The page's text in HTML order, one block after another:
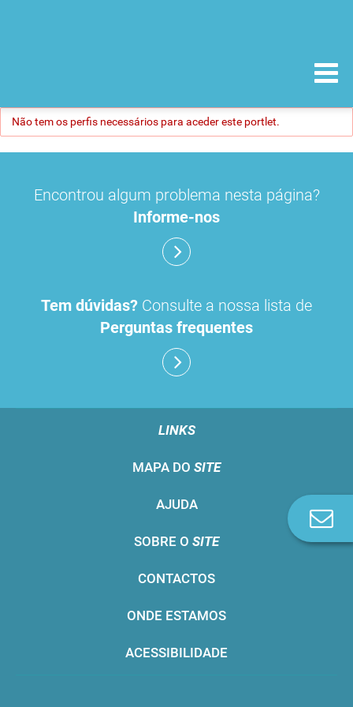
Não tem os perfis necessários para aceder este portlet.
Encontrou algum problema nesta página?
Informe-nos
Tem dúvidas? Consulte a nossa lista de
Perguntas frequentes
LINKS
MAPA DO SITE
AJUDA
SOBRE O SITE
CONTACTOS
ONDE ESTAMOS
ACESSIBILIDADE